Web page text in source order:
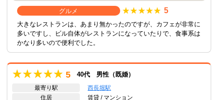
グルメ 5
大きなレストランは、あまり無かったのですが、カフェが非常に
多いですし、ビル自体がレストランになっていたりで、食事系は
かなり多いので便利でした。
5 40代 男性（既婚）
最寄り駅
西長堀駅
住居
賃貸 / マンション